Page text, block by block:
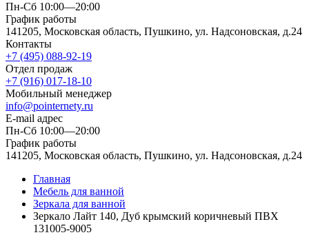
Пн-Сб 10:00—20:00
График работы
141205, Московская область, Пушкино, ул. Надсоновская, д.24
Контакты
+7 (495) 088-92-19
Отдел продаж
+7 (916) 017-18-10
Мобильный менеджер
info@pointernety.ru
E-mail адрес
Пн-Сб 10:00—20:00
График работы
141205, Московская область, Пушкино, ул. Надсоновская, д.24
Главная
Мебель для ванной
Зеркала для ванной
Зеркало Лайт 140, Дуб крымский коричневый ПВХ
131005-9005